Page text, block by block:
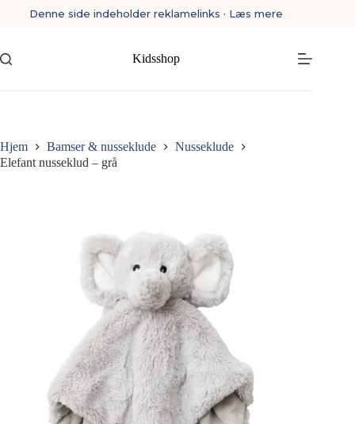
Denne side indeholder reklamelinks · Læs mere
Kidsshop
Hjem Bamser & nusseklude
Nusseklude
Elefant nusseklud – grå